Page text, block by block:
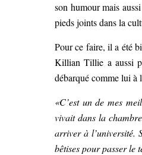
son humour mais
pieds joints dans la
Pour ce faire, il a été
Killian Tillie a aussi
débarqué comme lui à
«C’est un de mes
vivait dans la
arriver à l’université.
bêtises pour passer le